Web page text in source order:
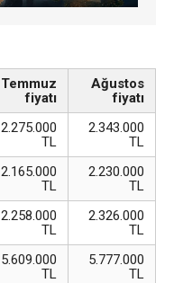
Temmuz
fiyatı
Ağustos
fiyatı
2.275.000
TL
2.343.000
TL
2.165.000
TL
2.230.000
TL
2.258.000
TL
2.326.000
TL
5.609.000
TL
5.777.000
TL